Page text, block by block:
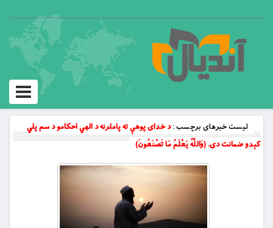
Toggle
لیست خبرهای برچسب :د خداى پوهې ته پاملرنه د الهي احکامو د سم پلي
کېدو ضمانت دى. (وَاللَّهُ يَعْلَمُ مَا تَصْنَعُونَ)